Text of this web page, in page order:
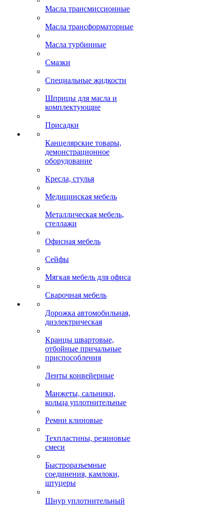
Масла трансмиссионные
Масла трансформаторные
Масла турбинные
Смазки
Специальные жидкости
Шприцы для масла и
комплектующие
Присадки
Канцелярские товары,
демонстрационное
оборудование
Кресла, стулья
Медицинская мебель
Металлическая мебель,
стеллажи
Офисная мебель
Сейфы
Мягкая мебель для офиса
Сварочная мебель
Дорожка автомобильная,
диэлектрическая
Кранцы швартовые,
отбойные причальные
приспособления
Ленты конвейерные
Манжеты, сальники,
кольца уплотнительные
Ремни клиновые
Техпластины, резиновые
смеси
Быстроразъемные
соединения, камлоки,
штуцеры
Шнур уплотнительный